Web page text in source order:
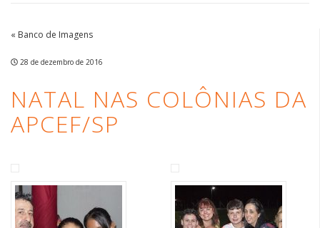
« Banco de Imagens
28 de dezembro de 2016
NATAL NAS COLÔNIAS DA
APCEF/SP